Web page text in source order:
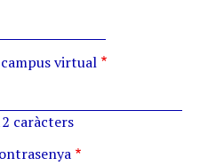
virtual
caràcters